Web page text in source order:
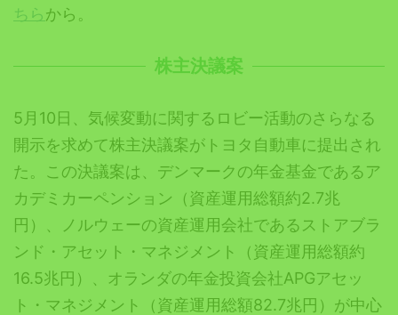
ちらから。
株主決議案
5月10日、気候変動に関するロビー活動のさらなる
開示を求めて株主決議案がトヨタ自動車に提出され
た。この決議案は、デンマークの年金基金であるア
カデミカーペンション（資産運用総額約2.7兆
円）、ノルウェーの資産運用会社であるストアブラ
ンド・アセット・マネジメント（資産運用総額約
16.5兆円）、オランダの年金投資会社APGアセッ
ト・マネジメント（資産運用総額82.7兆円）が中心